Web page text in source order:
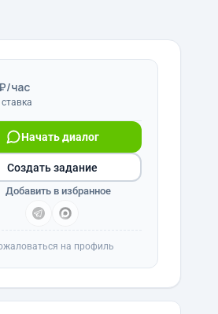
₽/час
Начать диалог
Создать задание
Добавить в избранное
на профиль